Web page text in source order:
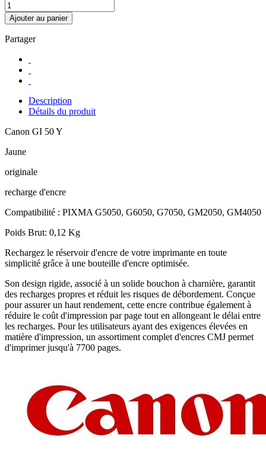
Ajouter au panier
Partager
Description
Détails du produit
Canon GI 50 Y
Jaune
originale
recharge d'encre
Compatibilité : PIXMA G5050, G6050, G7050, GM2050, GM4050
Poids Brut: 0,12 Kg
Rechargez le réservoir d'encre de votre imprimante en toute
simplicité grâce à une bouteille d'encre optimisée.
Son design rigide, associé à un solide bouchon à charnière, garantit
des recharges propres et réduit les risques de débordement. Conçue
pour assurer un haut rendement, cette encre contribue également à
réduire le coût d'impression par page tout en allongeant le délai entre
les recharges. Pour les utilisateurs ayant des exigences élevées en
matière d'impression, un assortiment complet d'encres CMJ permet
d'imprimer jusqu'à 7700 pages.